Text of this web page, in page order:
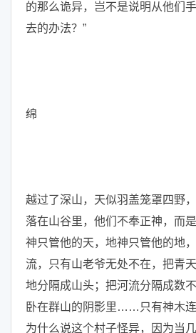
的那么诡异，岂不是说明从他们
去的办法？”
绵
越过了深山，天似羽盖笼罩四野
落在山谷里，他们不奉正神，而
神只管他的天，地神只管他的地
流，只有山老爷无处不在，把青
地分隔成山头；把河流分隔成数
卧在群山的阴影里……只有神木连
为什么说这个村子怪异，因为当